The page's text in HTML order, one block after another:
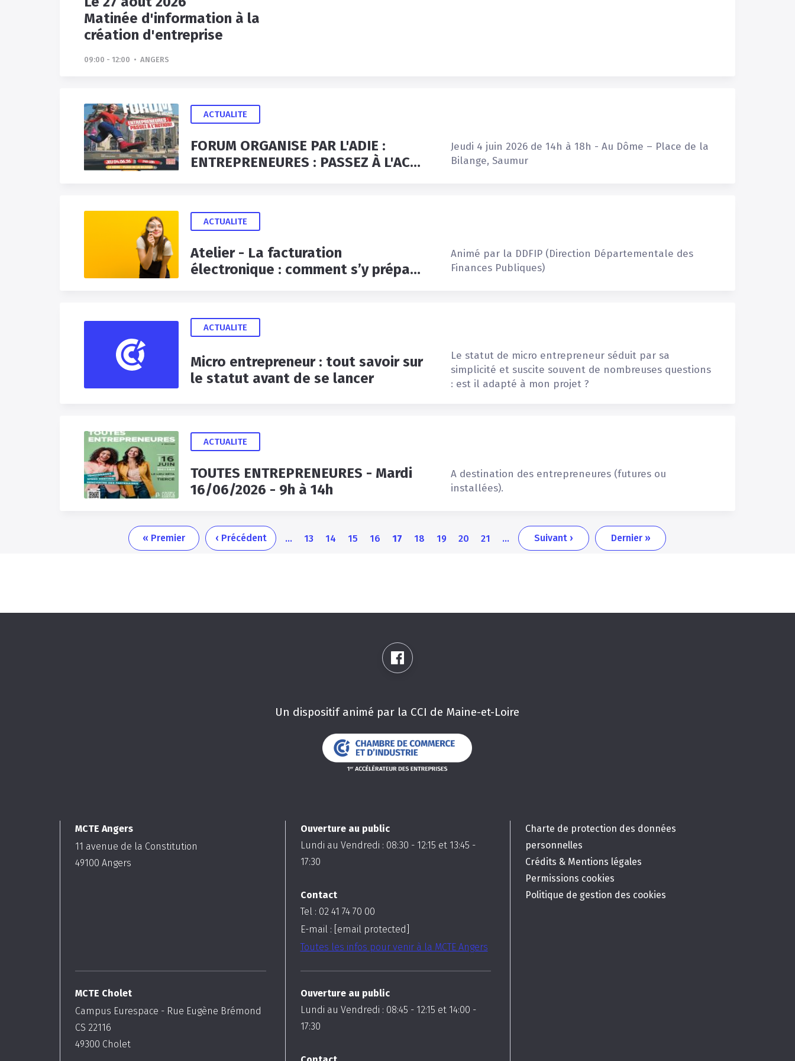
Matinée d'information à la
création d'entreprise
09:00 - 12:00 • ANGERS
ACTUALITE
FORUM ORGANISE PAR L'ADIE :
ENTREPRENEURES : PASSEZ À L'ACTION
Jeudi 4 juin 2026 de 14h à 18h - Au Dôme – Place de la
Bilange, Saumur
ACTUALITE
Atelier - La facturation
électronique : comment s’y préparer ?
Animé par la DDFIP (Direction Départementale des
Finances Publiques)
ACTUALITE
Micro entrepreneur : tout savoir sur
le statut avant de se lancer
Le statut de micro entrepreneur séduit par sa
simplicité et suscite souvent de nombreuses questions
: est il adapté à mon projet ?
ACTUALITE
TOUTES ENTREPRENEURES - Mardi
16/06/2026 - 9h à 14h
A destination des entrepreneures (futures ou
installées).
Première
« Premier Page
‹ Précédent … Page
13 Page
14 Page
15 Page
16
Page
17 Page
18 Page
19 Page
20 Page
21 … Page
Suivant › Dernière
Dernier »
Un dispositif animé par la CCI de Maine-et-Loire
MCTE Angers
11 avenue de la Constitution
49100 Angers
Ouverture au public
Lundi au Vendredi : 08:30 - 12:15 et 13:45 -
17:30
Contact
Tel : 02 41 74 70 00
E-mail : [email protected]
Toutes les infos pour venir à la MCTE Angers
Charte de protection des données
personnelles
Crédits & Mentions légales
Permissions cookies
Politique de gestion des cookies
MCTE Cholet
Campus Eurespace - Rue Eugène Brémond
CS 22116
49300 Cholet
Ouverture au public
Lundi au Vendredi : 08:45 - 12:15 et 14:00 -
17:30